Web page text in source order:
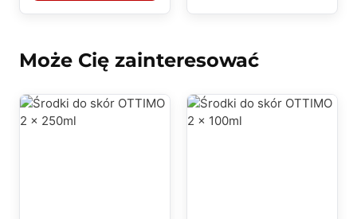
Może Cię zainteresować